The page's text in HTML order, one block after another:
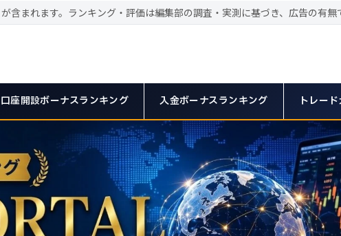
含まれます。ランキング・評価は編集部の調査・実測に基づき、広告の有無
口座開設ボーナスランキング 入金ボーナスランキング トレー